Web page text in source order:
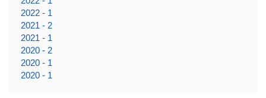
2022 - 1
2021 - 2
2021 - 1
2020 - 2
2020 - 1
2020 - 1